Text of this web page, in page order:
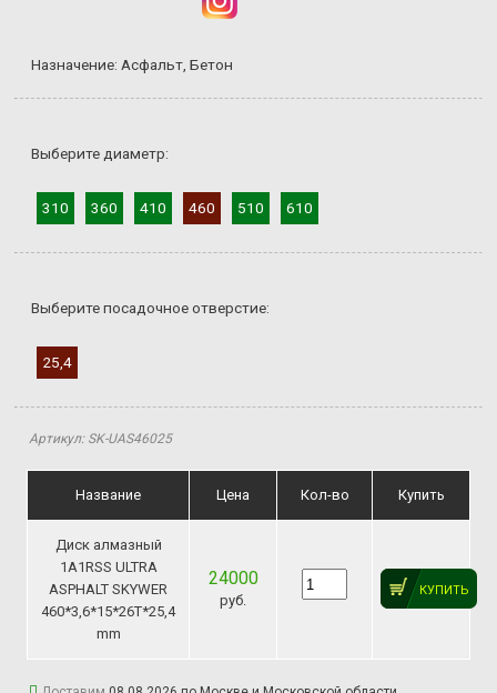
Назначение: Асфальт, Бетон
Выберите диаметр:
310 360 410 460 510 610
Выберите посадочное отверстие:
25,4
Артикул: SK-UAS46025
Название Цена Кол-во Купить
Диск алмазный
1A1RSS ULTRA
ASPHALT SKYWER
460*3,6*15*26T*25,4
mm
24000
руб.
КУПИТЬ